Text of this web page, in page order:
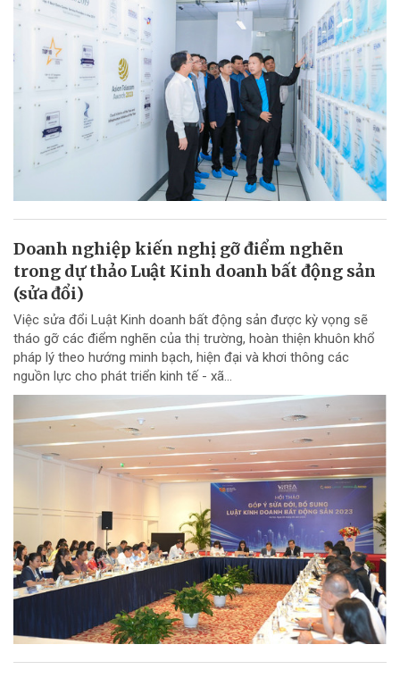
Doanh nghiệp kiến nghị gỡ điểm nghẽn
trong dự thảo Luật Kinh doanh bất động sản
(sửa đổi)
Việc sửa đổi Luật Kinh doanh bất động sản được kỳ vọng sẽ
tháo gỡ các điểm nghẽn của thị trường, hoàn thiện khuôn khổ
pháp lý theo hướng minh bạch, hiện đại và khơi thông các
nguồn lực cho phát triển kinh tế - xã...